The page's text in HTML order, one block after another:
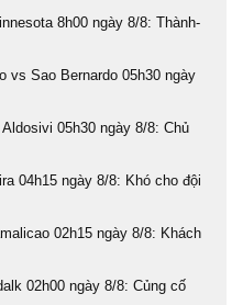
8h00 ngày 8/8: Thành-
vs Sao Bernardo 05h30 ngày
05h30 ngày 8/8: Chủ
04h15 ngày 8/8: Khó cho đội
02h15 ngày 8/8: Khách
02h00 ngày 8/8: Củng cố